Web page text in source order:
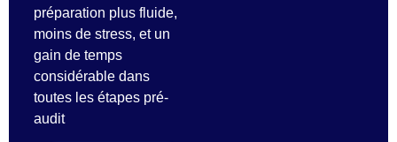
préparation plus fluide,
moins de stress, et un
gain de temps
considérable dans
toutes les étapes pré-
audit